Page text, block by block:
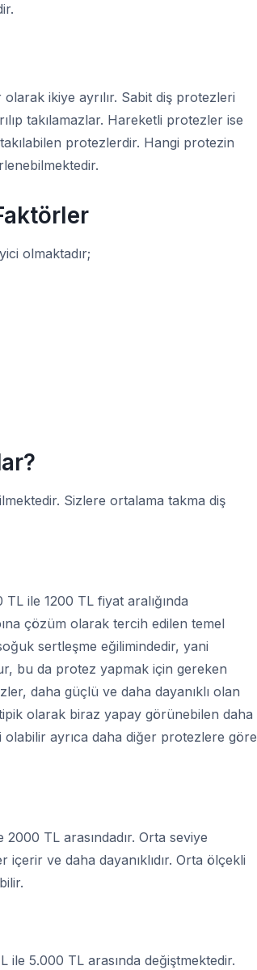
ikiye ayrılır. Sabit diş protezleri
takılamazlar. Hareketli protezler ise
protezlerdir. Hangi protezin
olmaktadır;
Sizlere ortalama takma diş
ile 1200 TL fiyat aralığında
çözüm olarak tercih edilen temel
sertleşme eğilimindedir, yani
bu da protez yapmak için gereken
daha güçlü ve daha dayanıklı olan
olarak biraz yapay görünebilen daha
olabilir ayrıca daha diğer protezlere göre
TL arasındadır. Orta seviye
ve daha dayanıklıdır. Orta ölçekli
ile 5.000 TL arasında değiştmektedir.